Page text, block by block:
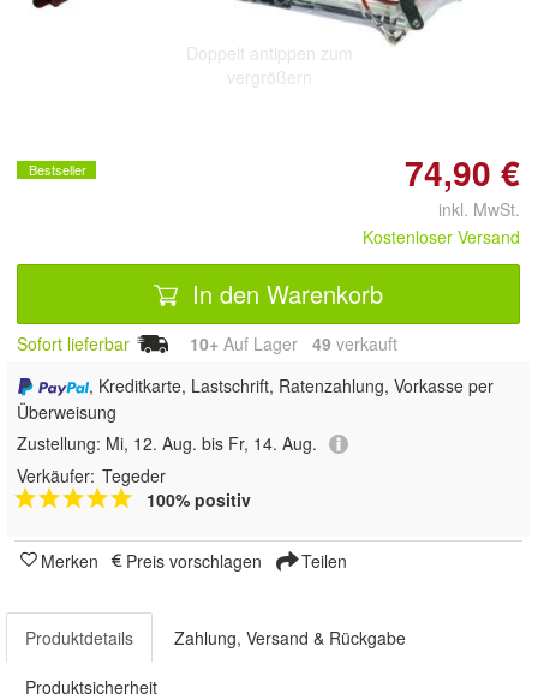
Doppelt antippen zum
vergrößern
Bestseller 74,90 €
inkl. MwSt.
Kostenloser Versand
In den Warenkorb
Sofort lieferbar 10+ Auf Lager 49 verkauft
, Kreditkarte, Lastschrift, Ratenzahlung, Vorkasse per
Überweisung
Zustellung: Mi, 12. Aug. bis Fr, 14. Aug.
Verkäufer: Tegeder
100% positiv
Merken Preis vorschlagen Teilen
Produktdetails Zahlung, Versand & Rückgabe
Produktsicherheit